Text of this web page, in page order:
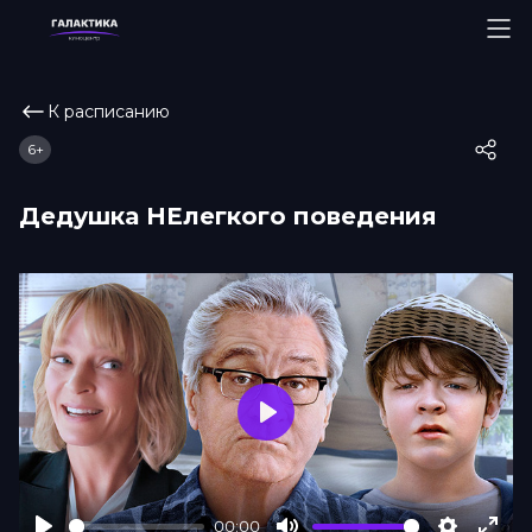
К расписанию
Дедушка НЕлегкого поведения
6+
00:00
Play